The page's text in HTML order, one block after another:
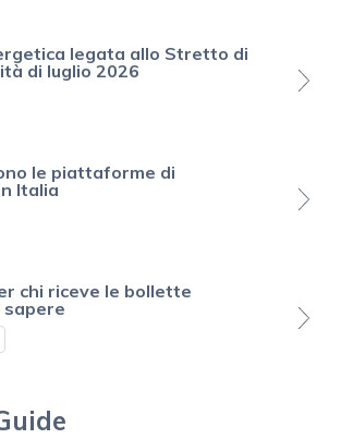
legata allo Stretto di
di luglio 2026
le piattaforme di
Italia
chi riceve le bollette
sapere